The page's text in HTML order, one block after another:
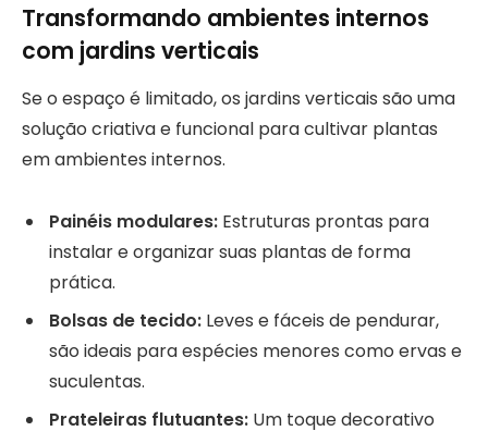
Transformando ambientes internos
com jardins verticais
Se o espaço é limitado, os jardins verticais são uma
solução criativa e funcional para cultivar plantas
em ambientes internos.
Painéis modulares: Estruturas prontas para
instalar e organizar suas plantas de forma
prática.
Bolsas de tecido: Leves e fáceis de pendurar,
são ideais para espécies menores como ervas e
suculentas.
Prateleiras flutuantes: Um toque decorativo